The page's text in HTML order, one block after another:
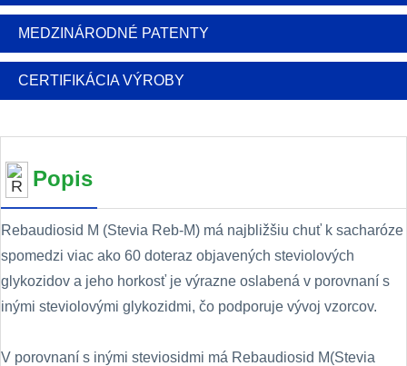
MEDZINÁRODNÉ PATENTY
CERTIFIKÁCIA VÝROBY
Popis
Rebaudiosid M (Stevia Reb-M) má najbližšiu chuť k sacharóze
spomedzi viac ako 60 doteraz objavených steviolových
glykozidov a jeho horkosť je výrazne oslabená v porovnaní s
inými steviolovými glykozidmi, čo podporuje vývoj vzorcov.
V porovnaní s inými steviosidmi má Rebaudiosid M(Stevia